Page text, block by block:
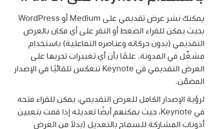
يمكنك نشر عرض تقديمي على Medium أو WordPress
بحيث يمكن للقراء الضغط أو النقر على أي مكان بالعرض
التقديمي (بدون حركاته وعناصره التفاعلية) باستخدام
مشغّل في المدونة. علمًا بأن أي تغييرات تجريها على
العرض التقديمي في Keynote تنعكس تلقائيًا في الإصدار
المضمّن.
لرؤية الإصدار الكامل للعرض التقديمي، يمكن للقراء فتحه
في Keynote، حيث يمكنهم أيضًا تعديله إذا قمت بتعيين
أذونات المشاركة للسماح بالتعديل (بدلاً من العرض